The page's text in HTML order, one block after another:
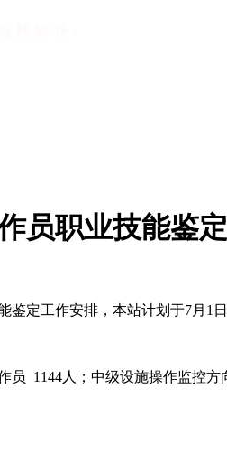
员职业技能鉴
定工作安排，本站计划于7月1
1144人；中级设施操作监控方